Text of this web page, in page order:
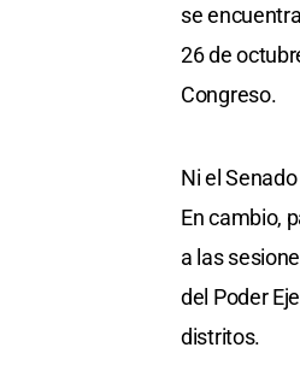
se
26 de
Congreso.
Ni el
En cambio,
a las
del Poder
distritos.